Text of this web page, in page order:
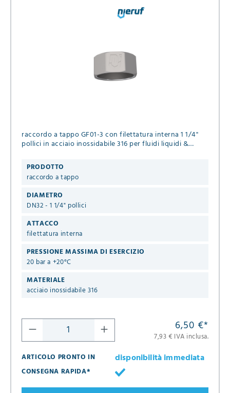
raccordo a tappo GF01-3 con filettatura interna 1 1/4"
pollici in acciaio inossidabile 316 per fluidi liquidi &
PRODOTTO
raccordo a tappo
DIAMETRO
DN32 - 1 1/4" pollici
ATTACCO
filettatura interna
PRESSIONE MASSIMA DI ESERCIZIO
20 bar a +20°C
MATERIALE
acciaio inossidabile 316
6,50 €*
7,93 € IVA inclusa.
ARTICOLO PRONTO IN
disponibilità immediata
CONSEGNA RAPIDA*